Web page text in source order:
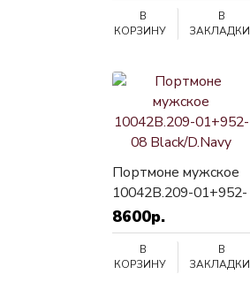
В
КОРЗИНУ
В
ЗАКЛАДКИ
Портмоне мужское
10042B.209-01+952-
08 Black/D.Navy
8600р.
В
КОРЗИНУ
В
ЗАКЛАДКИ